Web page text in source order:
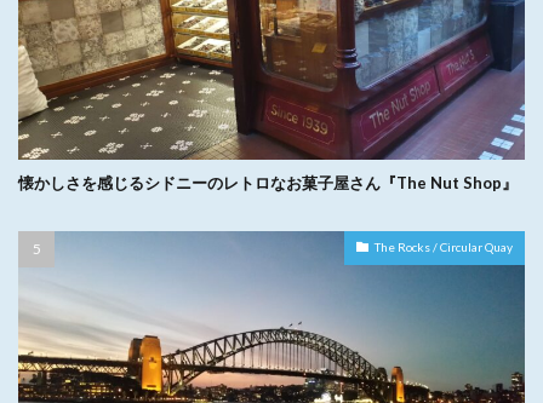
懐かしさを感じるシドニーのレトロなお菓子屋さん『The Nut Shop』
The Rocks / Circular Quay